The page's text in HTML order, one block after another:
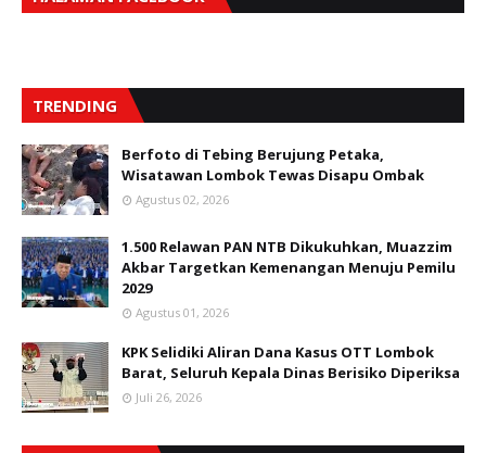
TRENDING
Berfoto di Tebing Berujung Petaka,
Wisatawan Lombok Tewas Disapu Ombak
Agustus 02, 2026
1.500 Relawan PAN NTB Dikukuhkan, Muazzim
Akbar Targetkan Kemenangan Menuju Pemilu
2029
Agustus 01, 2026
KPK Selidiki Aliran Dana Kasus OTT Lombok
Barat, Seluruh Kepala Dinas Berisiko Diperiksa
Juli 26, 2026